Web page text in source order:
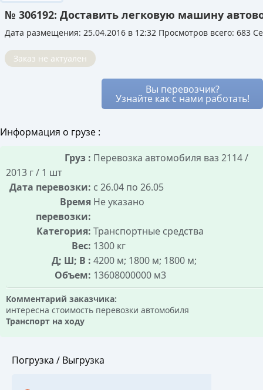
мессенджер. Вы видите все варианты и
можете выбирать лучший, устраивая
рыночной, а риск переплаты минимален, так
как все условия сделки известны заранее.
Это позволяет перевозчику снизить для вас
цену, так как его расходы уже частично
лучшие условия, не оплачивая полный рейс.
№ 306192: Доставить легковую машину
Дата размещения: 25.04.2016 в 12:32 Просмотров всего: 683
Заказ не актуален
Вы перевозчик?
Узнайте как с нами работать!
Информация о грузе :
Груз : Перевозка автомобиля ваз 2114 /
2013 г / 1 шт
Дата перевозки: с 26.04 по 26.05
Время
перевозки:
Не указано
Категория: Транспортные средства
Вес: 1300 кг
Д; Ш; В : 4200 м; 1800 м; 1800 м;
Объем: 13608000000 м3
Комментарий заказчика:
интересна стоимость перевозки автомобиля
Транспорт на ходу
Погрузка / Выгрузка